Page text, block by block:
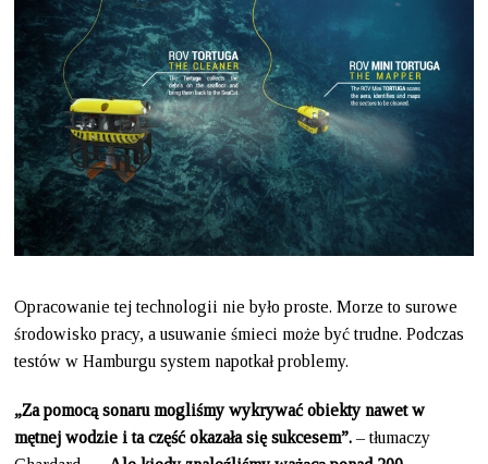
Opracowanie tej technologii nie było proste. Morze to surowe
środowisko pracy, a usuwanie śmieci może być trudne. Podczas
testów w Hamburgu system napotkał problemy.
„Za pomocą sonaru mogliśmy wykrywać obiekty nawet w
mętnej wodzie i ta część okazała się sukcesem”. – tłumaczy